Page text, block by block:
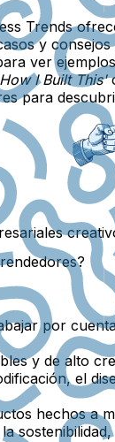
Trends
y
ver
I Built This'
para
por
y de alto
el
hechos a